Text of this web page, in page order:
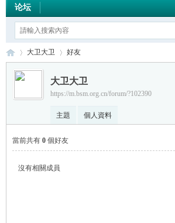
论坛
›
大卫大卫 好友
大卫大卫
https://m.bsm.org.cn/forum/?102390
主題 個人資料
當前共有 0 個好友
沒有相關成員